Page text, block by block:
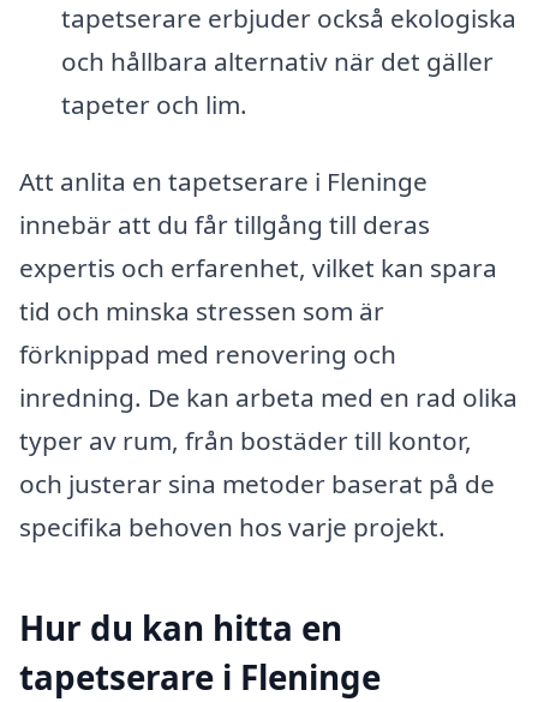
tapetserare erbjuder också ekologiska
och hållbara alternativ när det gäller
tapeter och lim.
Att anlita en tapetserare i Fleninge
innebär att du får tillgång till deras
expertis och erfarenhet, vilket kan spara
tid och minska stressen som är
förknippad med renovering och
inredning. De kan arbeta med en rad olika
typer av rum, från bostäder till kontor,
och justerar sina metoder baserat på de
specifika behoven hos varje projekt.
Hur du kan hitta en
tapetserare i Fleninge